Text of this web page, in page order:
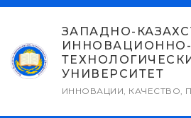
Перейти
содержимому
ЗАПАДНО-
ИННОВАЦИОННО-
УНИВЕРСИТЕТ
ИННОВАЦИИ, КАЧЕСТВО,